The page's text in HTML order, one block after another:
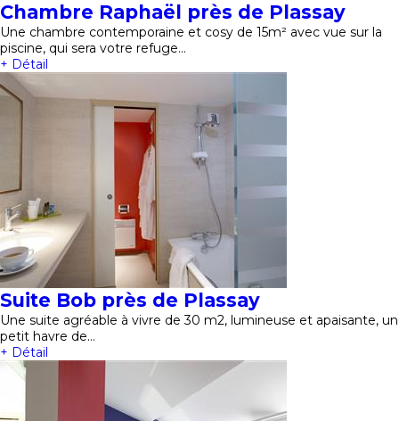
Chambre Raphaël près de Plassay
Une chambre contemporaine et cosy de 15m² avec vue sur la
piscine, qui sera votre refuge…
+ Détail
Suite Bob près de Plassay
Une suite agréable à vivre de 30 m2, lumineuse et apaisante, un
petit havre de…
+ Détail